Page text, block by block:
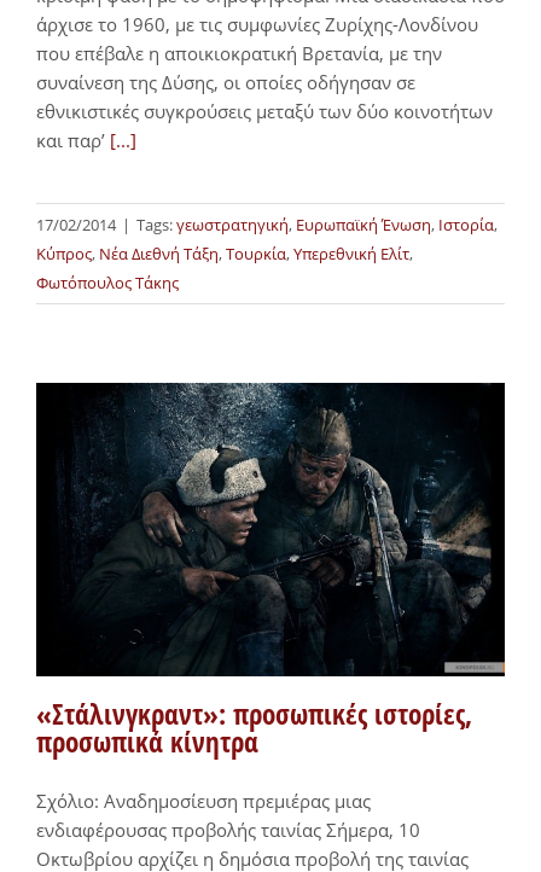
άρχισε το 1960, με τις συμφωνίες Ζυρίχης-Λονδίνου
που επέβαλε η αποικιοκρατική Βρετανία, με την
συναίνεση της Δύσης, οι οποίες οδήγησαν σε
εθνικιστικές συγκρούσεις μεταξύ των δύο κοινοτήτων
και παρ’ [...]
17/02/2014 | Tags:γεωστρατηγική, Ευρωπαϊκή Ένωση, Ιστορία,
Κύπρος, Νέα Διεθνή Τάξη,Τουρκία,Υπερεθνική Ελίτ,
Φωτόπουλος Τάκης
«Στάλινγκραντ»: προσωπικές ιστορίες,
προσωπικά κίνητρα
Σχόλιο: Αναδημοσίευση πρεμιέρας μιας
ενδιαφέρουσας προβολής ταινίας Σήμερα, 10
Οκτωβρίου αρχίζει η δημόσια προβολή της ταινίας